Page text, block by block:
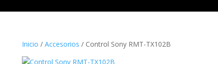
Inicio / Accesorios / Control Sony RMT-TX102B